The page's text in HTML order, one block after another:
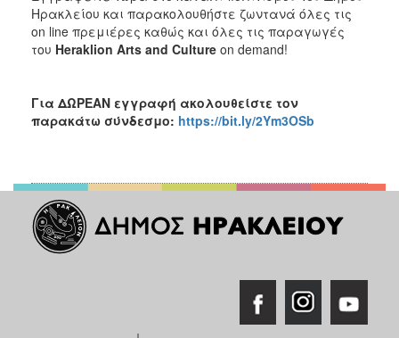
Ηρακλείου και παρακολουθήστε ζωντανά όλες τις
on line πρεμιέρες καθώς και όλες τις παραγωγές
του Heraklion Arts and Culture on demand!
Για ΔΩΡΕΑΝ εγγραφή ακολουθείστε τον
παρακάτω σύνδεσμο: https://bit.ly/2Ym3OSb